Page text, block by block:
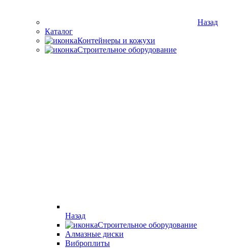
Назад
Каталог
Контейнеры и кожухи
Строительное оборудование
Назад
Строительное оборудование
Алмазные диски
Виброплиты